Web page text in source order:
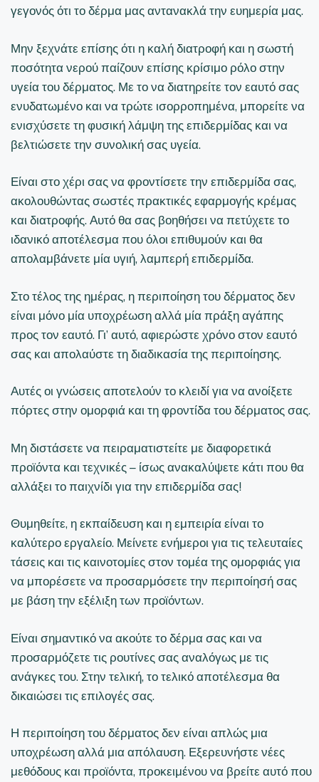
γεγονός ότι το δέρμα μας αντανακλά την ευημερία μας.
Μην ξεχνάτε επίσης ότι η καλή διατροφή και η σωστή
ποσότητα νερού παίζουν επίσης κρίσιμο ρόλο στην
υγεία του δέρματος. Με το να διατηρείτε τον εαυτό σας
ενυδατωμένο και να τρώτε ισορροπημένα, μπορείτε να
ενισχύσετε τη φυσική λάμψη της επιδερμίδας και να
βελτιώσετε την συνολική σας υγεία.
Είναι στο χέρι σας να φροντίσετε την επιδερμίδα σας,
ακολουθώντας σωστές πρακτικές εφαρμογής κρέμας
και διατροφής. Αυτό θα σας βοηθήσει να πετύχετε το
ιδανικό αποτέλεσμα που όλοι επιθυμούν και θα
απολαμβάνετε μία υγιή, λαμπερή επιδερμίδα.
Στο τέλος της ημέρας, η περιποίηση του δέρματος δεν
είναι μόνο μία υποχρέωση αλλά μία πράξη αγάπης
προς τον εαυτό. Γι’ αυτό, αφιερώστε χρόνο στον εαυτό
σας και απολαύστε τη διαδικασία της περιποίησης.
Αυτές οι γνώσεις αποτελούν το κλειδί για να ανοίξετε
πόρτες στην ομορφιά και τη φροντίδα του δέρματος σας.
Μη διστάσετε να πειραματιστείτε με διαφορετικά
προϊόντα και τεχνικές – ίσως ανακαλύψετε κάτι που θα
αλλάξει το παιχνίδι για την επιδερμίδα σας!
Θυμηθείτε, η εκπαίδευση και η εμπειρία είναι το
καλύτερο εργαλείο. Μείνετε ενήμεροι για τις τελευταίες
τάσεις και τις καινοτομίες στον τομέα της ομορφιάς για
να μπορέσετε να προσαρμόσετε την περιποίησή σας
με βάση την εξέλιξη των προϊόντων.
Είναι σημαντικό να ακούτε το δέρμα σας και να
προσαρμόζετε τις ρουτίνες σας αναλόγως με τις
ανάγκες του. Στην τελική, το τελικό αποτέλεσμα θα
δικαιώσει τις επιλογές σας.
Η περιποίηση του δέρματος δεν είναι απλώς μια
υποχρέωση αλλά μια απόλαυση. Εξερευνήστε νέες
μεθόδους και προϊόντα, προκειμένου να βρείτε αυτό που